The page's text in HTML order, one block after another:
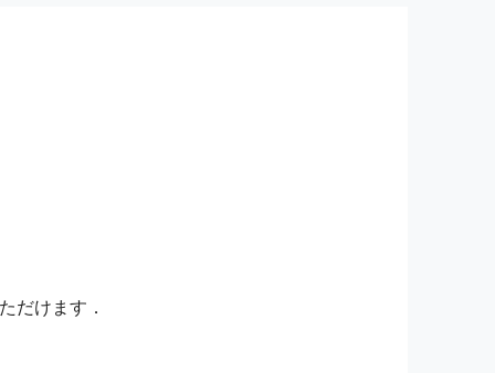
だけます．